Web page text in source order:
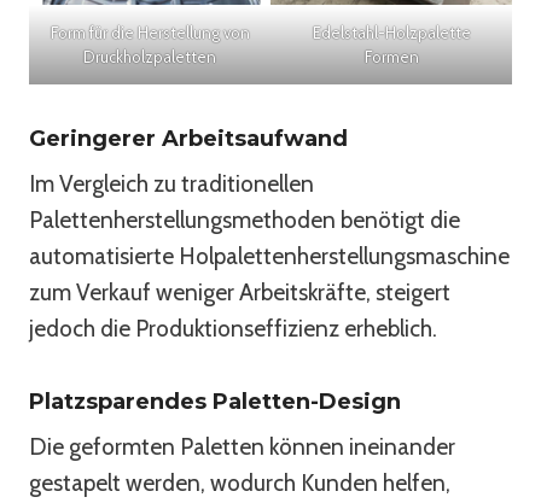
Form für die Herstellung von
Druckholzpaletten
Edelstahl-Holzpalette
Formen
Geringerer Arbeitsaufwand
Im Vergleich zu traditionellen
Palettenherstellungsmethoden benötigt die
automatisierte Holpalettenherstellungsmaschine
zum Verkauf weniger Arbeitskräfte, steigert
jedoch die Produktionseffizienz erheblich.
Platzsparendes Paletten-Design
Die geformten Paletten können ineinander
gestapelt werden, wodurch Kunden helfen,